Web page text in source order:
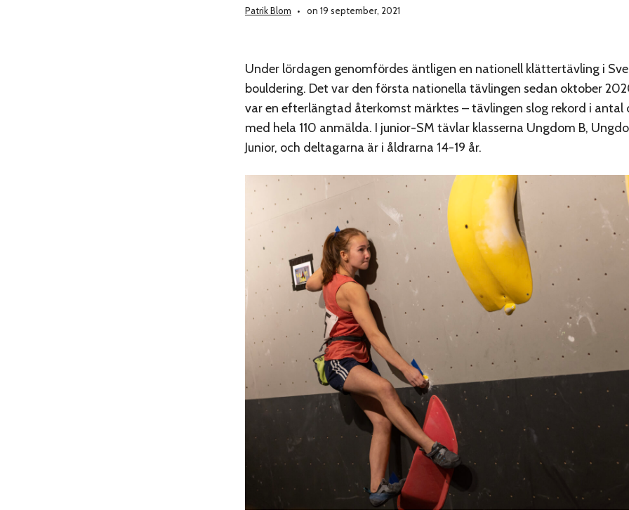
Patrik Blom on 19 september, 2021
Under lördagen genomfördes äntligen en nationell klättertävling i
bouldering. Det var den första nationella tävlingen sedan oktober
var en efterlängtad återkomst märktes – tävlingen slog rekord i antal
med hela 110 anmälda. I junior-SM tävlar klasserna Ungdom B,
Junior, och deltagarna är i åldrarna 14-19 år.